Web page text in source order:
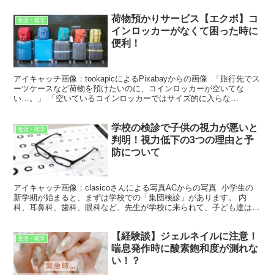
生活・雑学
荷物預かりサービス【エクボ】コ
インロッカーがなくて困った時に
便利！
アイキャッチ画像：tookapicによるPixabayからの画像 「旅行先でス
ーツケースなど荷物を預けたいのに、コインロッカーが空いてな
い…。」 「空いているコインロッカーではサイズ的に入らな
生活・雑学
学校の検診で子供の視力が悪いと
判明！視力低下の3つの理由と予
防について
アイキャッチ画像：clasicoさんによる写真ACからの写真 小学生の
新学期が始まると、まずは学校での「集団検診」があります。 内
科、耳鼻科、歯科、眼科など、先生が学校に来られて、子ども達は
生活・雑学
【経験談】ジェルネイルに注意！
喘息発作時に酸素飽和度が測れな
い！？